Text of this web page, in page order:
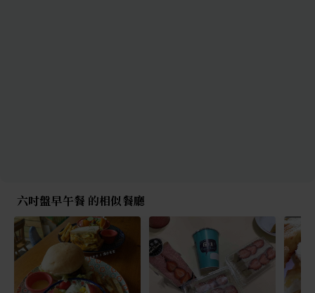
六吋盤早午餐 的相似餐廳